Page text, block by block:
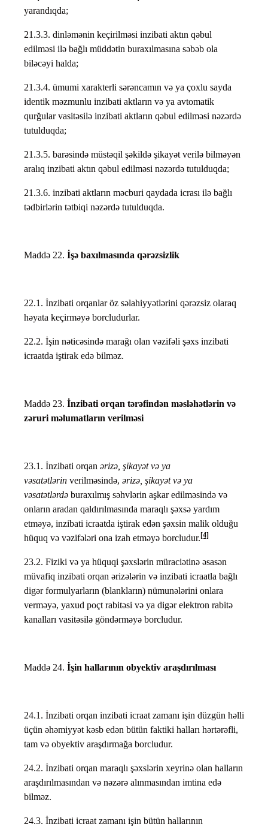
yarandıqda;
21.3.3. dinləmənin keçirilməsi inzibati aktın qəbul
edilməsi ilə bağlı müddətin buraxılmasına səbəb ola
biləcəyi halda;
21.3.4. ümumi xarakterli sərəncamın və ya çoxlu sayda
identik məzmunlu inzibati aktların və ya avtomatik
qurğular vasitəsilə inzibati aktların qəbul edilməsi nəzərdə
tutulduqda;
21.3.5. barəsində müstəqil şəkildə şikayət verilə bilməyən
aralıq inzibati aktın qəbul edilməsi nəzərdə tutulduqda;
21.3.6. inzibati aktların məcburi qaydada icrası ilə bağlı
tədbirlərin tətbiqi nəzərdə tutulduqda.
Maddə 22. İşə baxılmasında qərəzsizlik
22.1. İnzibati orqanlar öz səlahiyyətlərini qərəzsiz olaraq
həyata keçirməyə borcludurlar.
22.2. İşin nəticəsində marağı olan vəzifəli şəxs inzibati
icraatda iştirak edə bilməz.
Maddə 23. İnzibati orqan tərəfindən məsləhətlərin və
zəruri məlumatların verilməsi
23.1. İnzibati orqan ərizə, şikayət və ya
vəsatətlərin verilməsində, ərizə, şikayət və ya
vəsatətlərdə buraxılmış səhvlərin aşkar edilməsində və
onların aradan qaldırılmasında maraqlı şəxsə yardım
etməyə, inzibati icraatda iştirak edən şəxsin malik olduğu
hüquq və vəzifələri ona izah etməyə borcludur. [4]
23.2. Fiziki və ya hüquqi şəxslərin müraciətinə əsasən
müvafiq inzibati orqan ərizələrin və inzibati icraatla bağlı
digər formulyarların (blankların) nümunələrini onlara
verməyə, yaxud poçt rabitəsi və ya digər elektron rabitə
kanalları vasitəsilə göndərməyə borcludur.
Maddə 24. İşin hallarının obyektiv araşdırılması
24.1. İnzibati orqan inzibati icraat zamanı işin düzgün həlli
üçün əhəmiyyət kəsb edən bütün faktiki halları hərtərəfli,
tam və obyektiv araşdırmağa borcludur.
24.2. İnzibati orqan maraqlı şəxslərin xeyrinə olan halların
araşdırılmasından və nəzərə alınmasından imtina edə
bilməz.
24.3. İnzibati icraat zamanı işin bütün hallarının